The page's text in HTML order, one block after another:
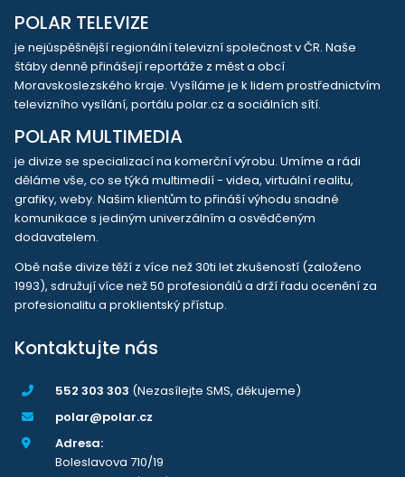
POLAR TELEVIZE
je nejúspěšnější regionální televizní společnost v ČR. Naše
štáby denně přinášejí reportáže z měst a obcí
Moravskoslezského kraje. Vysíláme je k lidem prostřednictvím
televizního vysílání, portálu polar.cz a sociálních sítí.
POLAR MULTIMEDIA
je divize se specializací na komerční výrobu. Umíme a rádi
děláme vše, co se týká multimedií - videa, virtuální realitu,
grafiky, weby. Našim klientům to přináší výhodu snadné
komunikace s jediným univerzálním a osvědčeným
dodavatelem.
Obě naše divize těží z více než 30ti let zkušeností (založeno
1993), sdružují více než 50 profesionálů a drží řadu ocenění za
profesionalitu a proklientský přístup.
Kontaktujte nás
552 303 303 (Nezasílejte SMS, děkujeme)
polar@polar.cz
Adresa:
Boleslavova 710/19